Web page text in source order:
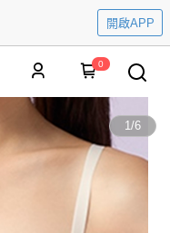
開啟APP
0
1/6